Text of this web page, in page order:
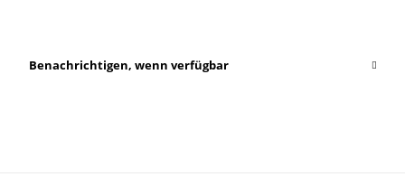
Benachrichtigen, wenn verfügbar